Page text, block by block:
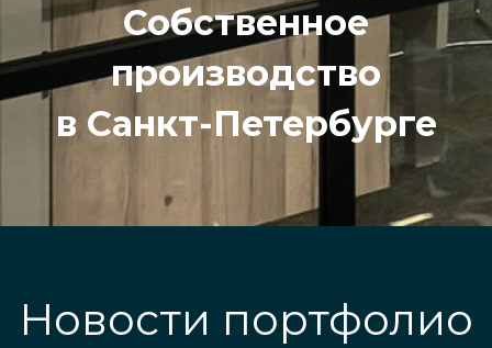
Собственное
производство
в Санкт-Петербурге
Новости портфолио